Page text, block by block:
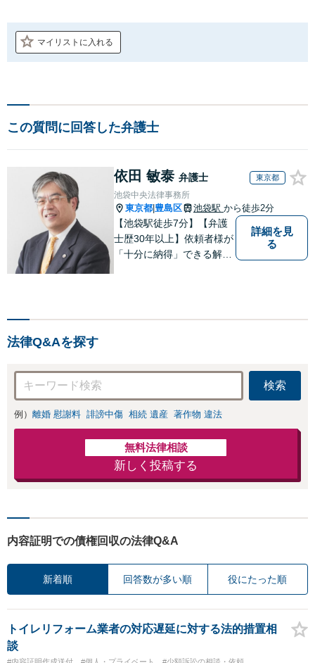
マイリストに入れる
この質問に回答した弁護士
依田 敏泰 弁護士 東京都
池袋中央法律事務所
東京都 豊島区 池袋駅 から徒歩2分
【池袋駅徒歩7分】【弁護
士歴30年以上】依頼者様が
「十分に納得」できる解決
詳細を見
る
法律Q&Aを探す
検索
例） 離婚 慰謝料 誹謗中傷 相続 遺産 著作物 違法
無料法律相談
新しく投稿する
内容証明での債権回収の法律Q&A
新着順 回答数が多い順 役にたった順
トイレリフォーム業者の対応遅延に対する法的措置相
談
#内容証明作成送付 #個人・プライベート #少額訴訟の相談・依頼